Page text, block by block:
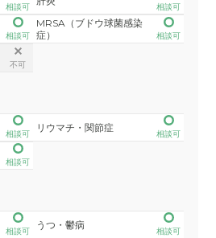
相談可 相談可
相談可
MRSA（ブドウ球菌感染
症）
相談可
不可
相談可
リウマチ・関節症
相談可
相談可
相談可
うつ・鬱病
相談可